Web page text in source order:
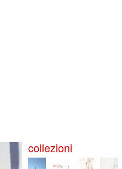
collezioni